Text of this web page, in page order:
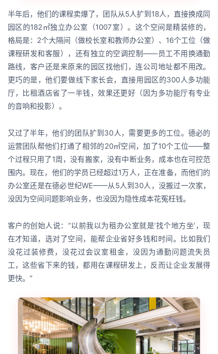
半年后，他们的课程卖爆了，团队从5人扩到18人，直接换成同
园区的182㎡独立办公室（1007室）。这个空间是精装修的，
格局是：2个大隔间（做校长室和教师办公室）、16个工位（做
课程研发和客服），还有独立的空调控制——员工不用换通勤
路线，客户还是来原来的园区找他们，连公司地址都不用改。
更巧的是，他们要做线下家长会，直接用园区的300人多功能
厅，比租酒店省了一半钱，效果还更好（因为多功能厅有专业
的音响和投影）。
又过了半年，他们的团队扩到30人，需要更多的工位。德必的
运营团队帮他们打通了相邻的20㎡空间，加了10个工位——整
个过程只用了1周，没有搬家，没有中断业务，成本也在可控范
围内。现在，他们的学员已经超过1万人，正在准备，而他们的
办公室还是在德必世纪WE——从5人到30人，没搬过一次家，
没因为空间问题影响业务，也没因为隐性成本花冤枉钱。
客户的创始人说：“以前我以为租办公室就是‘找个地方坐’，现
在才知道，选对了空间，能帮企业省好多钱和时间。比如我们
没花过装修费，没花过会议室租金，没因为通勤问题流失员
工，这些省下来的钱，都用在课程研发上，反而让企业发展得
更快。”